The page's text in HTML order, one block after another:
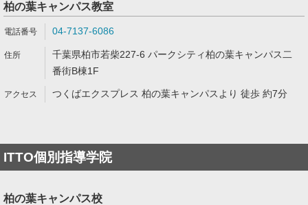
柏の葉キャンパス教室
04-7137-6086
千葉県柏市若柴227-6 パークシティ柏の葉キャンパス二
番街B棟1F
つくばエクスプレス 柏の葉キャンパスより 徒歩 約7分
ITTO個別指導学院
柏の葉キャンパス校